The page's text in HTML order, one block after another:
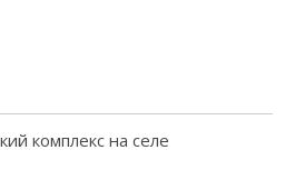
комплекс на селе